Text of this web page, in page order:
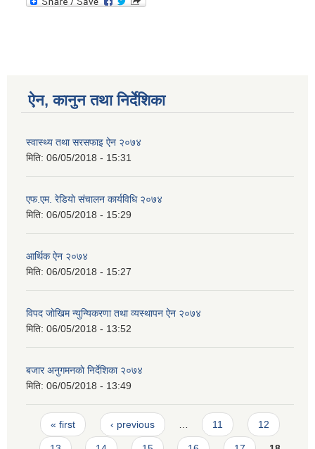
ऐन, कानुन तथा निर्देशिका
स्वास्थ्य तथा सरसफाइ ऐन २०७४
मिति: 06/05/2018 - 15:31
एफ.एम. रेडियाे संचालन कार्यविधि २०७४
मिति: 06/05/2018 - 15:29
आर्थिक ऐन २०७४
मिति: 06/05/2018 - 15:27
विपद जाेखिम न्युन्यिकरणा तथा व्यस्थापन ऐन २०७४
मिति: 06/05/2018 - 13:52
बजार अनुगमनकाे निर्देशिका २०७४
मिति: 06/05/2018 - 13:49
Pages
« first ‹ previous 11 12